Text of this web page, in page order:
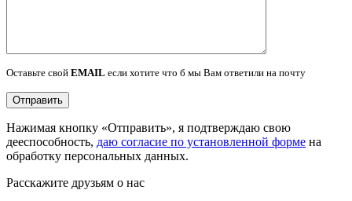
Оставьте свой EMAIL если хотите что б мы Вам ответили на почту
Нажимая кнопку «Отправить», я подтверждаю свою
дееспособность, даю согласие по установленной форме на
обработку персональных данных.
Расскажите друзьям о нас